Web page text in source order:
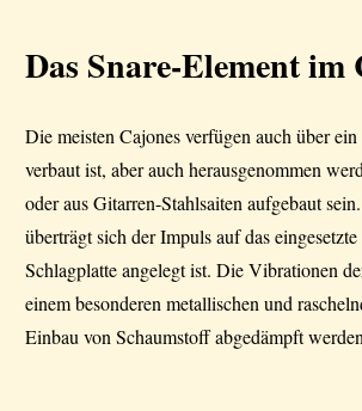
Das Snare-Element
Die meisten Cajones verfügen auch über ein
verbaut ist, aber auch herausgenommen
oder aus Gitarren-Stahlsaiten aufgebaut
überträgt sich der Impuls auf das
Schlagplatte angelegt ist. Die Vibrationen
einem besonderen metallischen und
Einbau von Schaumstoff abgedämpft